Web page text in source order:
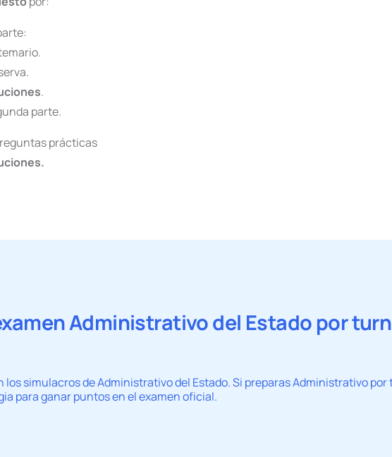
.
parte.
prácticas
Administrativo del Estado por
los simulacros de Administrativo del Estado. Si preparas Administrativo
para ganar puntos en el examen oficial.